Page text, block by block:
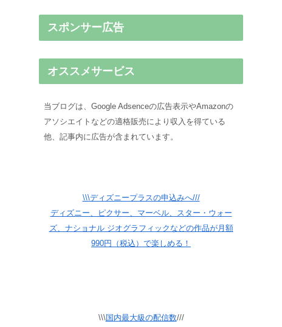
スポンサー広告
オススメサービス
当ブログは、Google Adsenceの広告表示やAmazonの
アソシエイトなどの適格販売により収入を得ている
他、記事内に広告が含まれています。
\\\ディズニープラスの申込みへ///
ディズニー、ピクサー、マーベル、スター・ウォー
ズ、ナショナル ジオグラフィックなどの作品が月額
990円（税込）で楽しめる！
\\\国内最大級の配信数///